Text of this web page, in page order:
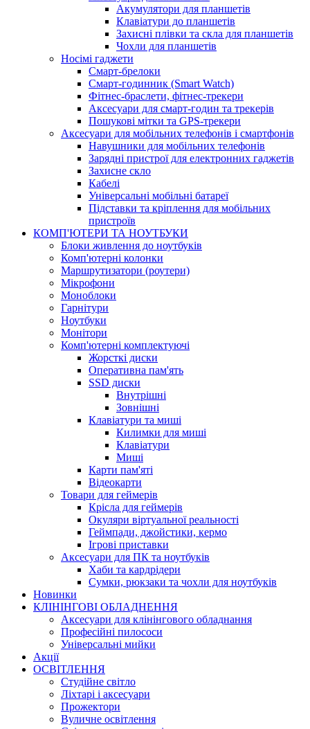
Акумулятори для планшетів
Клавіатури до планшетів
Захисні плівки та скла для планшетів
Чохли для планшетів
Носімі гаджети
Смарт-брелоки
Смарт-годинник (Smart Watch)
Фітнес-браслети, фітнес-трекери
Аксесуари для смарт-годин та трекерів
Пошукові мітки та GPS-трекери
Аксесуари для мобільних телефонів і смартфонів
Навушники для мобільних телефонів
Зарядні пристрої для електронних гаджетів
Захисне скло
Кабелі
Універсальні мобільні батареї
Підставки та кріплення для мобільних
пристроїв
КОМП'ЮТЕРИ ТА НОУТБУКИ
Блоки живлення до ноутбуків
Комп'ютерні колонки
Маршрутизатори (роутери)
Мікрофони
Моноблоки
Гарнітури
Ноутбуки
Монітори
Комп'ютерні комплектуючі
Жорсткі диски
Оперативна пам'ять
SSD диски
Внутрішні
Зовнішні
Клавіатури та миші
Килимки для миші
Клавіатури
Миші
Карти пам'яті
Відеокарти
Товари для геймерів
Крісла для геймерів
Окуляри віртуальної реальності
Геймпади, джойстики, кермо
Ігрові приставки
Аксесуари для ПК та ноутбуків
Хаби та кардрідери
Сумки, рюкзаки та чохли для ноутбуків
Новинки
КЛІНІНГОВІ ОБЛАДНЕННЯ
Аксесуари для клінінгового обладнання
Професійні пилососи
Універсальні мийки
Акції
ОСВІТЛЕННЯ
Студійне світло
Ліхтарі і аксесуари
Прожектори
Вуличне освітлення